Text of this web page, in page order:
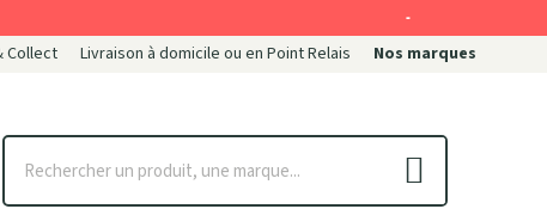
Collect Livraison à domicile ou en Point Relais Nos marques